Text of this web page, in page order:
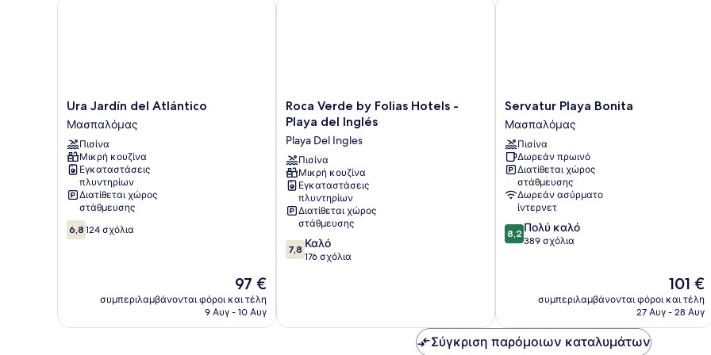
Ura
Jardín
del
Atlántico
Μασπαλόμας
Ura Jardín del Atlántico
Μασπαλόμας
Πισίνα
Μικρή κουζίνα
Εγκαταστάσεις
πλυντηρίων
Διατίθεται χώρος
στάθμευσης
6.8
στα
6,8 124 σχόλια
Η
τιμή
είναι
97 €
συμπεριλαμβάνονται φόροι και τέλη
9 Αυγ - 10 Αυγ
Roca
Verde
Folias
Hotels
-
Playa
del
Inglés
Del
Ingles
Roca Verde by Folias Hotels -
Playa del Inglés
Playa Del Ingles
Πισίνα
Μικρή κουζίνα
Εγκαταστάσεις
πλυντηρίων
Διατίθεται χώρος
στάθμευσης
7.8
στα
7,8 Καλό
176 σχόλια
Servatur
Playa
Bonita
Μασπαλόμας
Servatur Playa Bonita
Μασπαλόμας
Πισίνα
Δωρεάν πρωινό
Διατίθεται χώρος
στάθμευσης
Δωρεάν ασύρματο
ίντερνετ
8.2
στα
8,2 Πολύ καλό
389 σχόλια
Η
τιμή
είναι
101 €
συμπεριλαμβάνονται φόροι και τέλη
27 Αυγ - 28 Αυγ
Σύγκριση παρόμοιων καταλυμάτων